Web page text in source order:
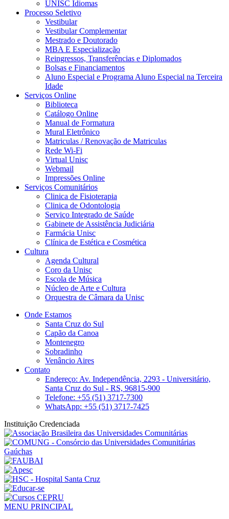
UNISC Idiomas
Processo Seletivo
Vestibular
Vestibular Complementar
Mestrado e Doutorado
MBA E Especialização
Reingressos, Transferências e Diplomados
Bolsas e Financiamentos
Aluno Especial e Programa Aluno Especial na Terceira
Idade
Serviços Online
Biblioteca
Catálogo Online
Manual de Formatura
Mural Eletrônico
Matriculas / Renovação de Matriculas
Rede Wi-Fi
Virtual Unisc
Webmail
Impressões Online
Serviços Comunitários
Clinica de Fisioterapia
Clinica de Odontologia
Serviço Integrado de Saúde
Gabinete de Assistência Judiciária
Farmácia Unisc
Clínica de Estética e Cosmética
Cultura
Agenda Cultural
Coro da Unisc
Escola de Música
Núcleo de Arte e Cultura
Orquestra de Câmara da Unisc
Onde Estamos
Santa Cruz do Sul
Capão da Canoa
Montenegro
Sobradinho
Venâncio Aires
Contato
Endereço: Av. Independência, 2293 - Universitário,
Santa Cruz do Sul - RS, 96815-900
Telefone: +55 (51) 3717-7300
WhatsApp: +55 (51) 3717-7425
Instituição Credenciada
MENU PRINCIPAL